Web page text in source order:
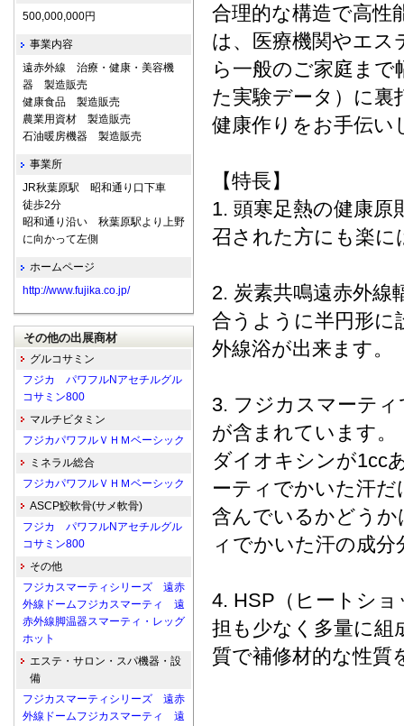
合理的な構造で高性
は、医療機関やエ
ら一般のご家庭ま
た実験データ）に
健康作りをお手伝い
【特長】
1. 頭寒足熱の健康
召された方にも楽
2. 炭素共鳴遠赤外線
合うように半円形
外線浴が出来ます。
3. フジカスマーテ
が含まれています。
ダイオキシンが1cc
ーティでかいた汗
含んでいるかどう
ィでかいた汗の成分
4. HSP（ヒートシ
担も少なく多量に組
質で補修材的な性質
500,000,000円
事業内容
遠赤外線 治療・健康・美容機
器 製造販売
健康食品 製造販売
農業用資材 製造販売
石油暖房機器 製造販売
事業所
JR秋葉原駅 昭和通り口下車
徒歩2分
昭和通り沿い 秋葉原駅より上野
に向かって左側
ホームページ
http://www.fujika.co.jp/
その他の出展商材
グルコサミン
フジカ パワフルNアセチルグル
コサミン800
マルチビタミン
フジカパワフルＶＨＭベーシック
ミネラル総合
フジカパワフルＶＨＭベーシック
ASCP鮫軟骨(サメ軟骨)
フジカ パワフルNアセチルグル
コサミン800
その他
フジカスマーティシリーズ 遠赤
外線ドームフジカスマーティ 遠
赤外線脚温器スマーティ・レッグ
ホット
エステ・サロン・スパ機器・設
備
フジカスマーティシリーズ 遠赤
外線ドームフジカスマーティ 遠